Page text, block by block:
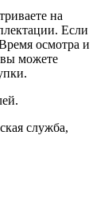
на
Если
осмотра и
можете
служба,